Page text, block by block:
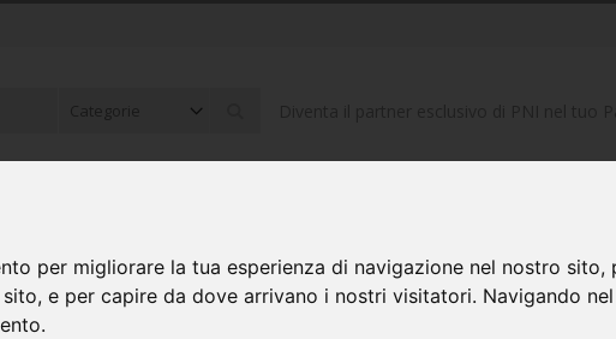
per migliorare la tua esperienza di navigazione nel nostro
e per capire da dove arrivano i nostri visitatori. Navigando
Cerca
ML145 antenna con magnete 145 / PL